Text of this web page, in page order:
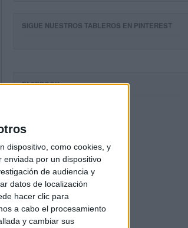
dispositivo, como cookies, y
enviada por un dispositivo
de audiencia y
datos de localización
hacer clic para
a cabo el procesamiento
y cambiar sus
SIGUE NUESTROS TABLEROS EN PINTEREST
FACEBOOK